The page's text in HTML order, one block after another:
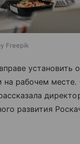
Freepik
установить
рабочем месте.
развития